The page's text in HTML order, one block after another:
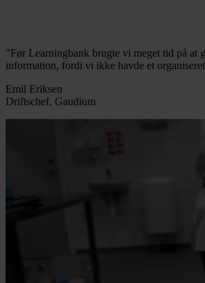
"Før Learningbank brugte vi meget tid på at
information, fordi vi ikke havde et
Emil Eriksen
Driftschef, Gaudium